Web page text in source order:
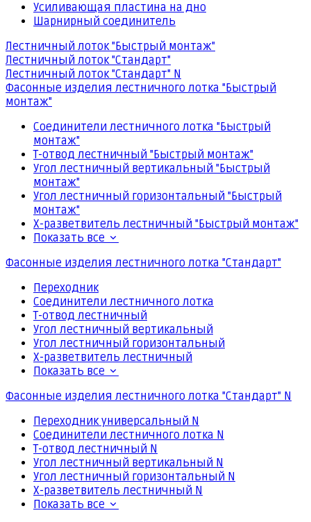
Усиливающая пластина на дно
Шарнирный соединитель
Лестничный лоток "Быстрый монтаж"
Лестничный лоток "Стандарт"
Лестничный лоток "Стандарт" N
Фасонные изделия лестничного лотка "Быстрый
монтаж"
Соединители лестничного лотка "Быстрый
монтаж"
Т-отвод лестничный "Быстрый монтаж"
Угол лестничный вертикальный "Быстрый
монтаж"
Угол лестничный горизонтальный "Быстрый
монтаж"
Х-разветвитель лестничный "Быстрый монтаж"
Показать все
Фасонные изделия лестничного лотка "Стандарт"
Переходник
Соединители лестничного лотка
Т-отвод лестничный
Угол лестничный вертикальный
Угол лестничный горизонтальный
Х-разветвитель лестничный
Показать все
Фасонные изделия лестничного лотка "Стандарт" N
Переходник универсальный N
Соединители лестничного лотка N
Т-отвод лестничный N
Угол лестничный вертикальный N
Угол лестничный горизонтальный N
Х-разветвитель лестничный N
Показать все